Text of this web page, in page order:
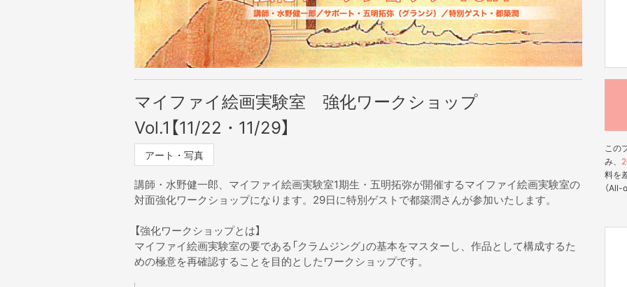
マイファイ絵画実験室 強化ワークショップ
Vol.1【11/22・11/29】
アート・写真
講師・水野健一郎、マイファイ絵画実験室1期生・五明拓弥が開催するマイファイ絵画実験室の
対面強化ワークショップになります。29日に特別ゲストで都築潤さんが参加いたします。
【強化ワークショップとは】
マイファイ絵画実験室の要である「クラムジング」の基本をマスターし、作品として構成するた
めの極意を再確認することを目的としたワークショップです。
この
み、
料を
（